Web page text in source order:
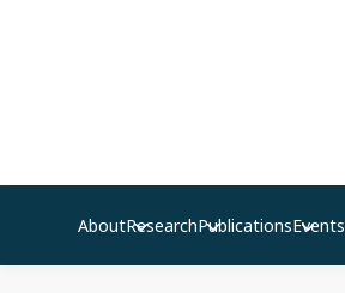
AboutResearchPublicationsEvents